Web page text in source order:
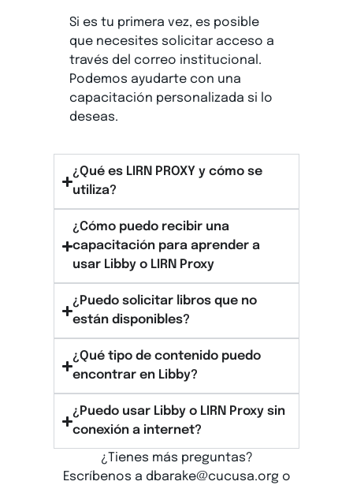
Si es tu primera vez, es posible
que necesites solicitar acceso a
través del correo institucional.
Podemos ayudarte con una
capacitación personalizada si lo
deseas.
¿Qué es LIRN PROXY y cómo se
utiliza?
¿Cómo puedo recibir una
capacitación para aprender a
usar Libby o LIRN Proxy
¿Puedo solicitar libros que no
están disponibles?
¿Qué tipo de contenido puedo
encontrar en Libby?
¿Puedo usar Libby o LIRN Proxy sin
conexión a internet?
¿Tienes más preguntas?
Escríbenos a dbarake@cucusa.org o